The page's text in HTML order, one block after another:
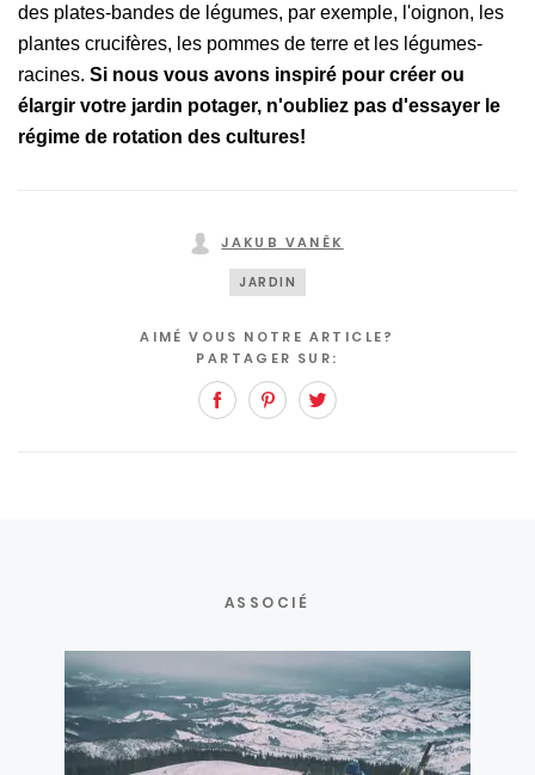
des plates-bandes de légumes, par exemple, l'oignon, les
plantes crucifères, les pommes de terre et les légumes-
racines. Si nous vous avons inspiré pour créer ou
élargir votre jardin potager, n'oubliez pas d'essayer le
régime de rotation des cultures!
JAKUB VANĚK
JARDIN
AIMÉ VOUS NOTRE ARTICLE?
PARTAGER SUR:
FacebookPinterest
ASSOCIÉ